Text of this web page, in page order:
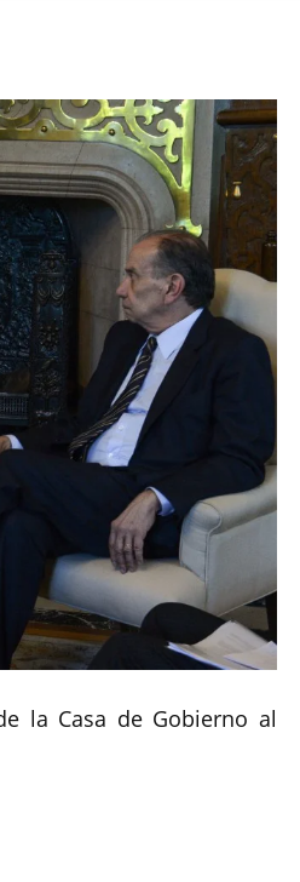
la Casa de Gobierno al